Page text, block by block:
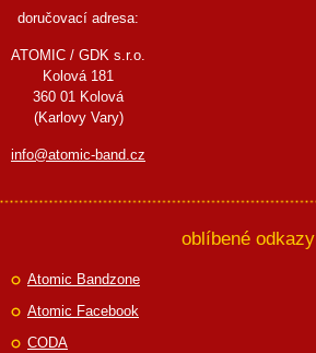
doručovací adresa:
ATOMIC / GDK s.r.o.
Kolová 181
360 01 Kolová
(Karlovy Vary)
info@atomic-band.cz
oblíbené odkazy
Atomic Bandzone
Atomic Facebook
CODA